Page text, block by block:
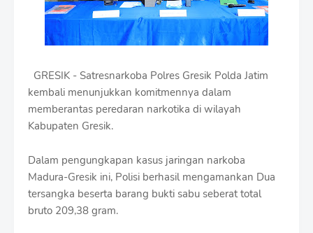
GRESIK - Satresnarkoba Polres Gresik Polda Jatim
kembali menunjukkan komitmennya dalam
memberantas peredaran narkotika di wilayah
Kabupaten Gresik.
Dalam pengungkapan kasus jaringan narkoba
Madura-Gresik ini, Polisi berhasil mengamankan Dua
tersangka beserta barang bukti sabu seberat total
bruto 209,38 gram.
D
e
s
i
g
W
i
t
h
S